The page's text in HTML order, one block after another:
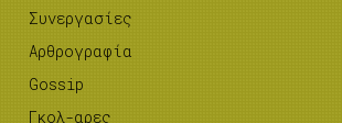
Συνεργασίες
Αρθρογραφία
Gossip
Γκολ-αρες